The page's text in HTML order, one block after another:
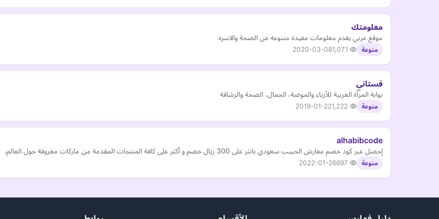
معلومتك
موقع عربي يقدم معلومات مفيدة متنوعه عن الصحة والاسره
منوعة 2020-03-08
فستاني
بوابة المرأة العربية للأزياء والموضة، الجمال، الصحة والرشاقة
منوعة 2019-01-22
alhabibcode
إحصل عبر كود خصم مفارش الحبيب سعودي بانثر على 300 ريال خصم و أكثر على كافة المنتجات المقدمة من ماركات معروفة حول العالم.
منوعة 2022-01-26